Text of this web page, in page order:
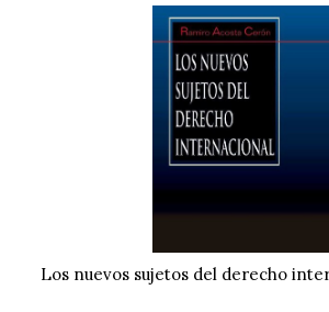
Los nuevos sujetos del derecho